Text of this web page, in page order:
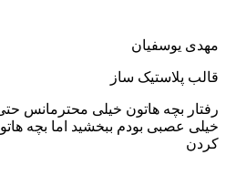
مهدی یوسفیان
قالب پلاستیک ساز
خیلی عصبی بودم ببخشید اما بچه
کردن